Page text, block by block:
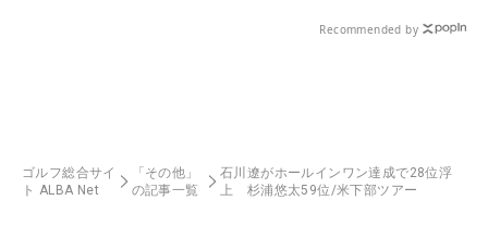
Recommended by
ゴルフ総合サイ
ト ALBA Net
「その他」
の記事一覧
石川遼がホールインワン達成で28位浮
上 杉浦悠太59位/米下部ツアー